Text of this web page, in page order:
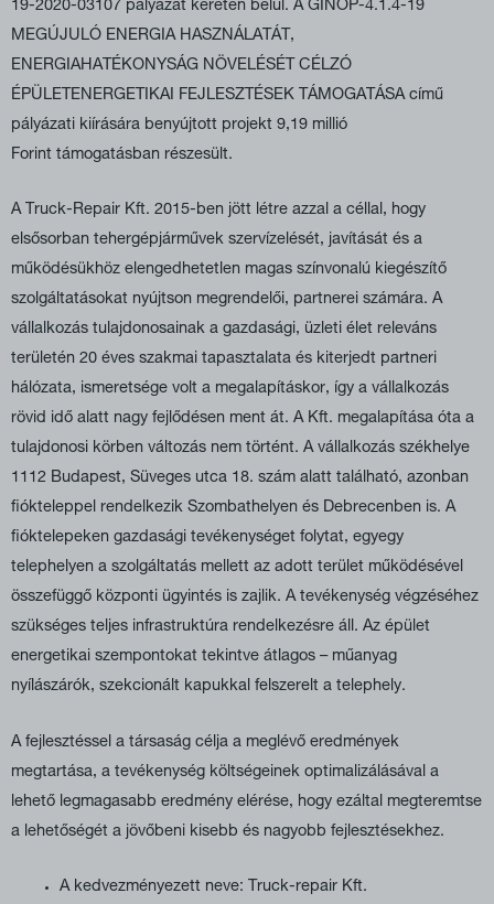
19-2020-03107 pályázat keretén belül. A GINOP-4.1.4-19
MEGÚJULÓ ENERGIA HASZNÁLATÁT,
ENERGIAHATÉKONYSÁG NÖVELÉSÉT CÉLZÓ
ÉPÜLETENERGETIKAI FEJLESZTÉSEK TÁMOGATÁSA című
pályázati kiírására benyújtott projekt 9,19 millió
Forint támogatásban részesült.
A Truck-Repair Kft. 2015-ben jött létre azzal a céllal, hogy
elsősorban tehergépjárművek szervízelését, javítását és a
működésükhöz elengedhetetlen magas színvonalú kiegészítő
szolgáltatásokat nyújtson megrendelői, partnerei számára. A
vállalkozás tulajdonosainak a gazdasági, üzleti élet releváns
területén 20 éves szakmai tapasztalata és kiterjedt partneri
hálózata, ismeretsége volt a megalapításkor, így a vállalkozás
rövid idő alatt nagy fejlődésen ment át. A Kft. megalapítása óta a
tulajdonosi körben változás nem történt. A vállalkozás székhelye
1112 Budapest, Süveges utca 18. szám alatt található, azonban
fiókteleppel rendelkezik Szombathelyen és Debrecenben is. A
fióktelepeken gazdasági tevékenységet folytat, egyegy
telephelyen a szolgáltatás mellett az adott terület működésével
összefüggő központi ügyintés is zajlik. A tevékenység végzéséhez
szükséges teljes infrastruktúra rendelkezésre áll. Az épület
energetikai szempontokat tekintve átlagos – műanyag
nyílászárók, szekcionált kapukkal felszerelt a telephely.
A fejlesztéssel a társaság célja a meglévő eredmények
megtartása, a tevékenység költségeinek optimalizálásával a
lehető legmagasabb eredmény elérése, hogy ezáltal megteremtse
a lehetőségét a jövőbeni kisebb és nagyobb fejlesztésekhez.
A kedvezményezett neve: Truck-repair Kft.